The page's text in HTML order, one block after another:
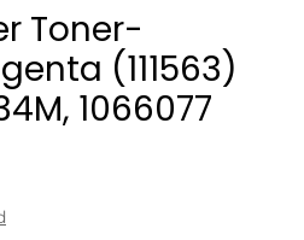
Toner-
(111563)
1066077